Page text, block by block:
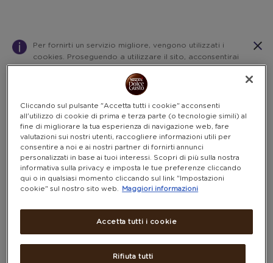
Per fornirti un servizio migliore, vengono utilizzati i
cookies. Proseguendo a utilizzare il sito, acconsentirai
all’impiego dei cookies, come descritto nelle nostre
salvata
correttamente!
Decathlon
Prodotti
PRODOTTI DECATHLON
(1 PRODOTTO)
FILTRA PER PUNTI
Cliccando sul pulsante "Accetta tutti i cookie" acconsenti
all'utilizzo di cookie di prima e terza parte (o tecnologie simili) al
fine di migliorare la tua esperienza di navigazione web, fare
valutazioni sui nostri utenti, raccogliere informazioni utili per
consentire a noi e ai nostri partner di fornirti annunci
personalizzati in base ai tuoi interessi. Scopri di più sulla nostra
informativa sulla privacy e imposta le tue preferenze cliccando
qui o in qualsiasi momento cliccando sul link "Impostazioni
cookie" sul nostro sito web.
Maggiori informazioni
Rifiuta tutti
Accetta tutti i cookie